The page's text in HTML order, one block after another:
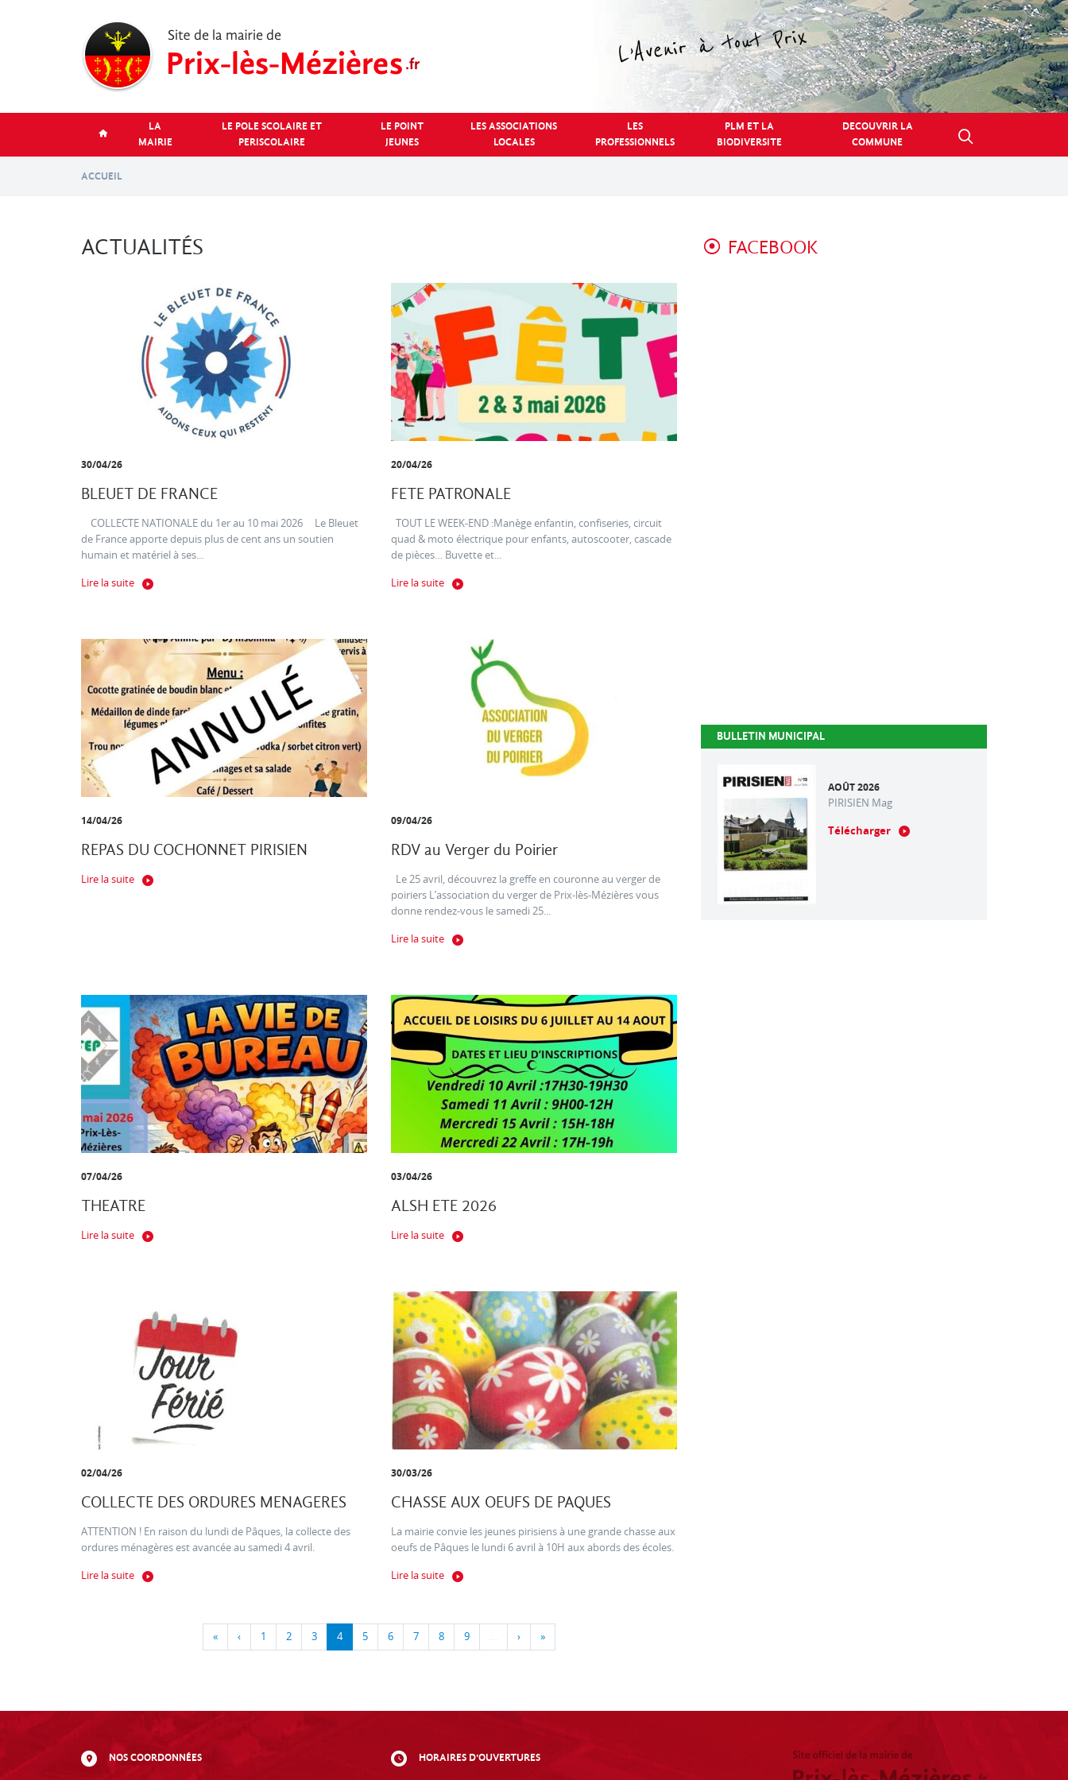
LA
MAIRIE
LE POLE SCOLAIRE ET
PERISCOLAIRE
LE POINT
JEUNES
LES ASSOCIATIONS
LOCALES
LES
PROFESSIONNELS
PLM ET LA
BIODIVERSITE
DECOUVRIR LA
COMMUNE
ACCUEIL
ACTUALITÉS
30/04/26
BLEUET DE FRANCE
COLLECTE NATIONALE du 1er au 10 mai 2026 Le Bleuet
de France apporte depuis plus de cent ans un soutien
humain et matériel à ses...
Lire la suite
20/04/26
FETE PATRONALE
TOUT LE WEEK-END :Manège enfantin, confiseries, circuit
quad & moto électrique pour enfants, autoscooter, cascade
de pièces… Buvette et...
Lire la suite
14/04/26
REPAS DU COCHONNET PIRISIEN
Lire la suite
09/04/26
RDV au Verger du Poirier
Le 25 avril, découvrez la greffe en couronne au verger de
poiriers L’association du verger de Prix-lès-Mézières vous
donne rendez-vous le samedi 25...
Lire la suite
07/04/26
THEATRE
Lire la suite
03/04/26
ALSH ETE 2026
Lire la suite
02/04/26
COLLECTE DES ORDURES MENAGERES
ATTENTION ! En raison du lundi de Pâques, la collecte des
ordures ménagères est avancée au samedi 4 avril.
Lire la suite
30/03/26
CHASSE AUX OEUFS DE PAQUES
La mairie convie les jeunes pirisiens à une grande chasse aux
oeufs de Pâques le lundi 6 avril à 10H aux abords des écoles.
Lire la suite
« ‹ 1 2 3 4 5 6 7 8 9 … › »
FACEBOOK
BULLETIN MUNICIPAL
AOÛT 2026
PIRISIEN Mag
Télécharger
NOS COORDONNÉES HORAIRES D'OUVERTURES